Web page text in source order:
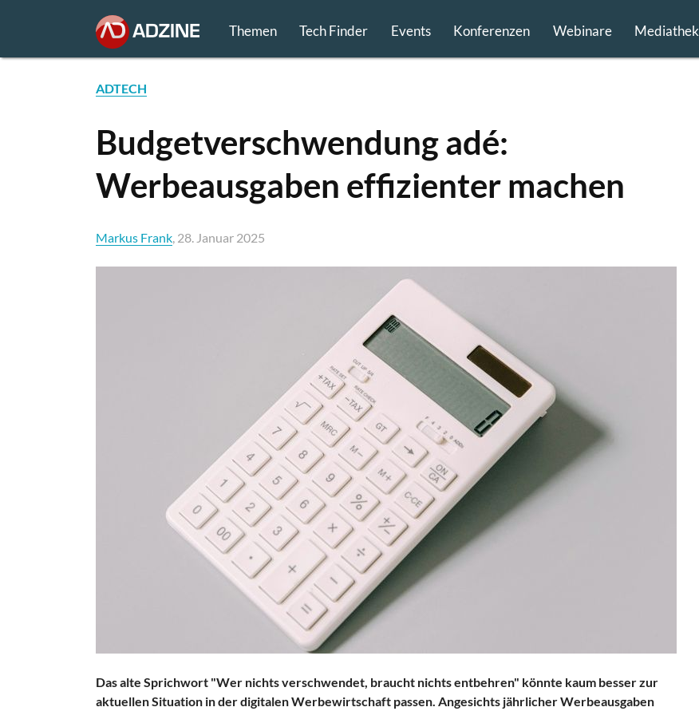
Themen Tech Finder Events Konferenzen Webinare Mediathek
ADTECH
Budgetverschwendung adé:
Werbeausgaben effizienter machen
Markus Frank, 28. Januar 2025
Das alte Sprichwort "Wer nichts verschwendet, braucht nichts entbehren" könnte kaum besser zur
aktuellen Situation in der digitalen Werbewirtschaft passen. Angesichts jährlicher Werbeausgaben